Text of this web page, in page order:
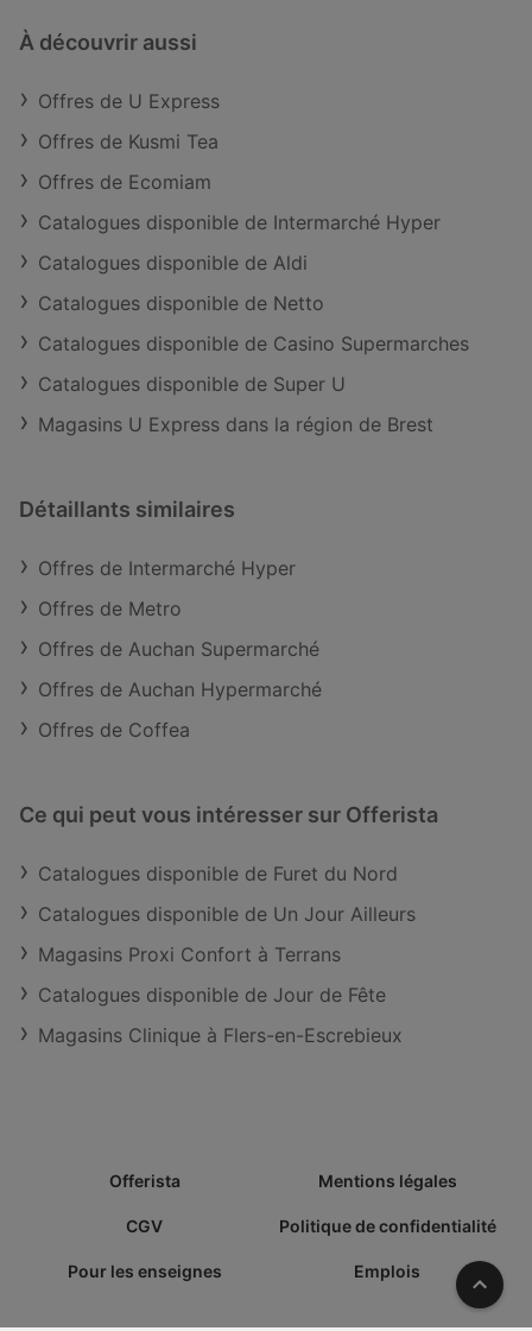
À découvrir aussi
Offres de U Express
Offres de Kusmi Tea
Offres de Ecomiam
Catalogues disponible de Intermarché Hyper
Catalogues disponible de Aldi
Catalogues disponible de Netto
Catalogues disponible de Casino Supermarches
Catalogues disponible de Super U
Magasins U Express dans la région de Brest
Détaillants similaires
Offres de Intermarché Hyper
Offres de Metro
Offres de Auchan Supermarché
Offres de Auchan Hypermarché
Offres de Coffea
Ce qui peut vous intéresser sur Offerista
Catalogues disponible de Furet du Nord
Catalogues disponible de Un Jour Ailleurs
Magasins Proxi Confort à Terrans
Catalogues disponible de Jour de Fête
Magasins Clinique à Flers-en-Escrebieux
Offerista Mentions légales
CGV Politique de confidentialité
Pour les enseignes Emplois Vers